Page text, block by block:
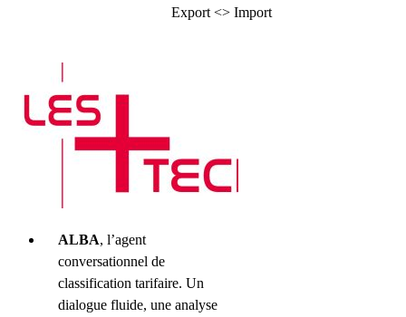
Export <> Import
ALBA, l’agent
conversationnel de
classification tarifaire. Un
dialogue fluide, une analyse